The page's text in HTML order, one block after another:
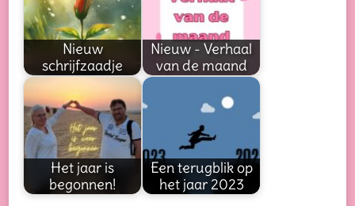
Nieuw
schrijfzaadje
Nieuw - Verhaal
van de maand
Het jaar is
begonnen!
Een terugblik op
het jaar 2023